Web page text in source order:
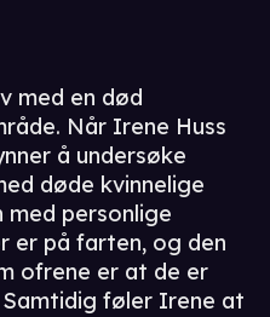
med en død
Når Irene Huss
å undersøke
døde kvinnelige
med personlige
er på farten, og den
ofrene er at de er
Samtidig føler Irene at